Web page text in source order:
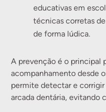
educativas em
técnicas corretas
de forma lúdica.
A prevenção é o principal
acompanhamento desde
permite detectar e
arcada dentária, evitando